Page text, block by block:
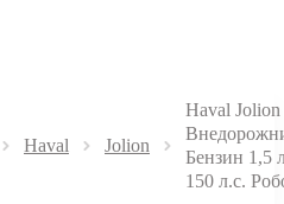
Haval Jolion
Haval Jolion
Бензин 1,5
150 л.с.